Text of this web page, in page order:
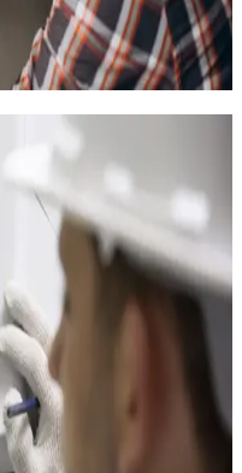
évaluer vos besoins et
à votre budget.
des 4
de chauffage la plus
remplace les
et divise la facture par 3,
l'été.
l'installation nécessite
Au Plan des 4
de balcons ou de
sans difficulté.
: